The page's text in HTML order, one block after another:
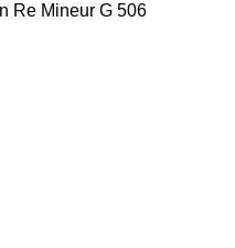
Re Mineur G 506